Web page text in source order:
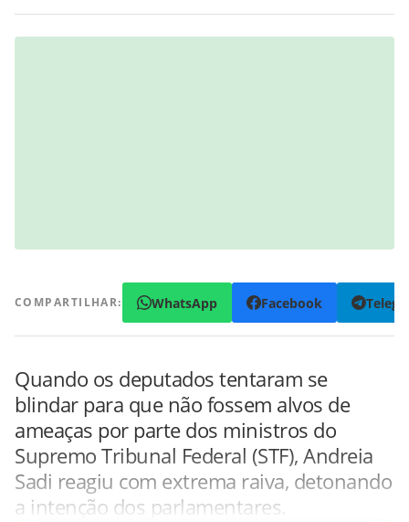
COMPARTILHAR: WhatsApp Facebook
Quando os deputados tentaram se
blindar para que não fossem alvos de
ameaças por parte dos ministros do
Supremo Tribunal Federal (STF), Andreia
Sadi reagiu com extrema raiva, detonando
a intenção dos parlamentares.